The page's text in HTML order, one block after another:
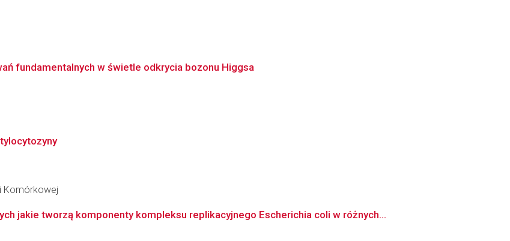
fundamentalnych w świetle odkrycia bozonu Higgsa
Komórkowej
jakie tworzą komponenty kompleksu replikacyjnego Escherichia coli w różnych...